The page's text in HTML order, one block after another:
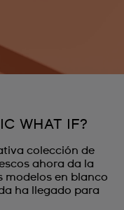
WHAT IF?
colección de
ahora da la
modelos en blanco
ha llegado para